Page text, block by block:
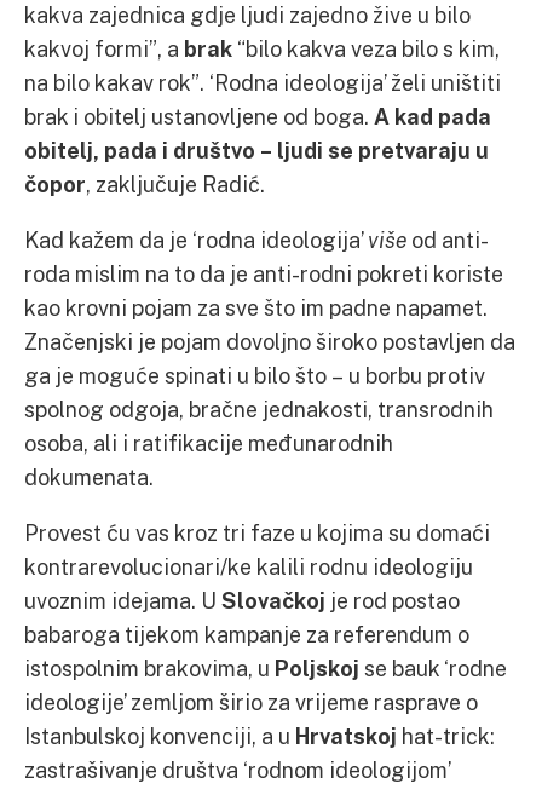
kakva zajednica gdje ljudi zajedno žive u bilo
kakvoj formi”, a brak “bilo kakva veza bilo s kim,
na bilo kakav rok”. ‘Rodna ideologija’ želi uništiti
brak i obitelj ustanovljene od boga. A kad pada
obitelj, pada i društvo – ljudi se pretvaraju u
čopor, zaključuje Radić.
Kad kažem da je ‘rodna ideologija’više od anti-
roda mislim na to da je anti-rodni pokreti koriste
kao krovni pojam za sve što im padne napamet.
Značenjski je pojam dovoljno široko postavljen da
ga je moguće spinati u bilo što – u borbu protiv
spolnog odgoja, bračne jednakosti, transrodnih
osoba, ali i ratifikacije međunarodnih
dokumenata.
Provest ću vas kroz tri faze u kojima su domaći
kontrarevolucionari/ke kalili rodnu ideologiju
uvoznim idejama. U Slovačkoj je rod postao
babaroga tijekom kampanje za referendum o
istospolnim brakovima, u Poljskoj se bauk ‘rodne
ideologije’ zemljom širio za vrijeme rasprave o
Istanbulskoj konvenciji, a u Hrvatskoj hat-trick:
zastrašivanje društva ‘rodnom ideologijom’